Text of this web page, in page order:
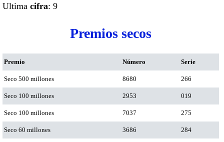
Ultima cifra: 9
Premios secos
Premio Número Serie
Seco 500 millones 8680 266
Seco 100 millones 2953 019
Seco 100 millones 7037 275
Seco 60 millones 3686 284